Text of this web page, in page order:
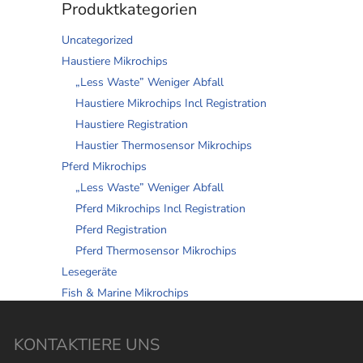
Produktkategorien
Uncategorized
Haustiere Mikrochips
„Less Waste” Weniger Abfall
Haustiere Mikrochips Incl Registration
Haustiere Registration
Haustier Thermosensor Mikrochips
Pferd Mikrochips
„Less Waste” Weniger Abfall
Pferd Mikrochips Incl Registration
Pferd Registration
Pferd Thermosensor Mikrochips
Lesegeräte
Fish & Marine Mikrochips
KONTAKTIERE UNS